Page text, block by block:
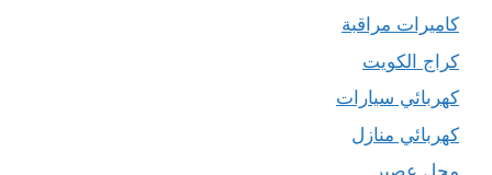
كاميرات مراقبة
كراج الكويت
كهربائي سيارات
كهربائي منازل